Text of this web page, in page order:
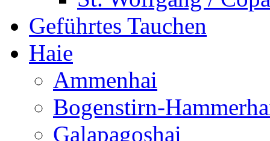
Geführtes Tauchen
Haie
Ammenhai
Bogenstirn-
Galapagoshai